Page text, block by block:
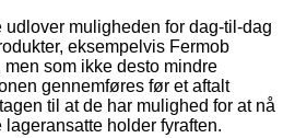
udlover muligheden for dag-til-dag
eksempelvis Fermob
men som ikke desto mindre
gennemføres før et aftalt
til at de har mulighed for at nå
holder fyraften.